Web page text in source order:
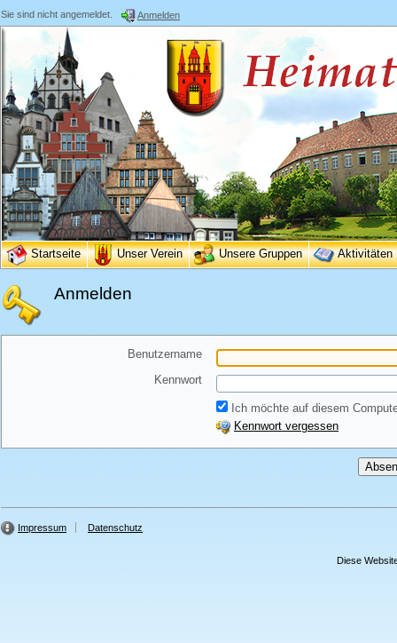
Sie sind nicht angemeldet. Anmelden
Startseite Unser Verein Unsere Gruppen Aktivitäten
Anmelden
Benutzername
Kennwort
Ich möchte auf diesem
Kennwort vergessen
Impressum Datenschutz
Diese